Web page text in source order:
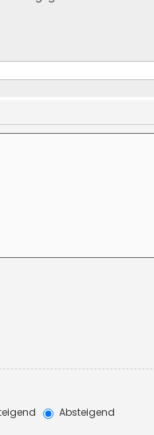
Absteigend